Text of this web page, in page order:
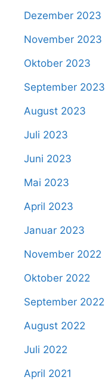
Dezember 2023
November 2023
Oktober 2023
September 2023
August 2023
Juli 2023
Juni 2023
Mai 2023
April 2023
Januar 2023
November 2022
Oktober 2022
September 2022
August 2022
Juli 2022
April 2021